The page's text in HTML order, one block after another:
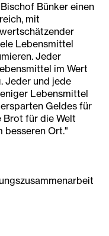
Bünker einen
mit
Lebensmittel
Jeder
im Wert
Jeder und jede
Lebensmittel
Geldes für
für die Welt
besseren Ort."